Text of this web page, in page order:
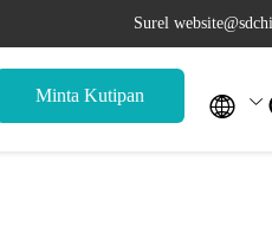
Surel
Minta Kutipan 